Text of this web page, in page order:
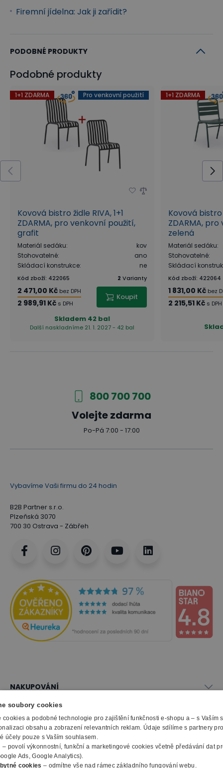
Firemní jídelna: Jak ji zařídit?
PODOBNÉ PRODUKTY
Podobné produkty
1+1 ZDARMA Pro venkovní použití
Kovová bistro židle RIVA, 1+1
ZDARMA, pro venkovní použití,
grafit
Materiál sedáku:
kov
Stohovatelné:
ano
Skládací konstrukce: ne
Kód zboží: 422065 2 Varianty
2 471,00 Kč bez DPH
2 989,91 Kč s DPH
Koupit
Skladem 42 bal
Další naskladníme 21. 1. 2027 - 42 bal
1+1 ZDARMA
Kovová bistro
ZDARMA,
zelená
Materiál sedáku:
Stohovatelné:
Skládací
Kód zboží: 422064
1 831,00 Kč bez
2 215,51 Kč s DPH
800 700 700
Volejte zdarma
Po-Pá 7:00 - 17:00
Vybavíme Vaši firmu do 24 hodin
B2B Partner s.r.o.
Plzeňská 3070
700 30 Ostrava - Zábřeh
NAKUPOVÁNÍ
Vše o nákupu
Obchodní podmínky
Doprava a montáž
Možnosti platby
Záruka, servis, reklamace
Ochrana osobních údajů
SLUŽBY
Naše katalogy
Reklamační formulář
Výroba kancelářského nábytku
O FIRMĚ
O nás
soubory cookies
cookies a podobné technologie pro zajištění funkčnosti e-shopu a – s Vaším
obsahu a zobrazení relevantních reklam. Údaje sdílíme s partnery
účely pouze s Vaším souhlasem.
– povolí výkonnostní, funkční a marketingové cookies včetně předávání dat
Ads, Google Analytics).
cookies – odmítne vše nad rámec základního fungování webu.